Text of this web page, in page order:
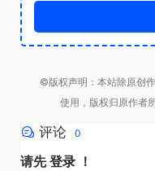
©版权声明：本站除原创作
使用，版权归原作者
评论 0
请先登录 ！